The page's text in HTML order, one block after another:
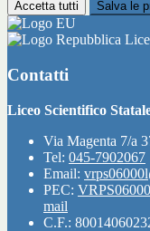
Accetta tutti Salva le
Contatti
Liceo Scientifico
Via Magenta 7/a
Tel: 045-7902067
Email:
PEC:
mail
C.F.: